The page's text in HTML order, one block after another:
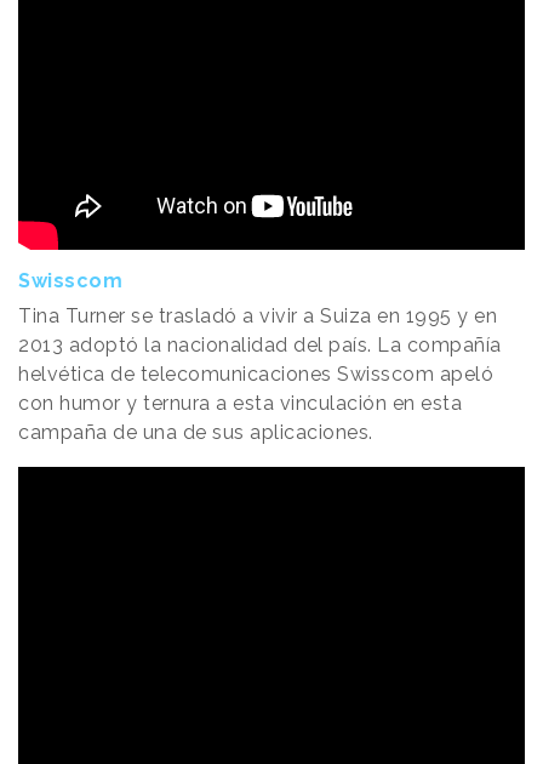
Swisscom
Tina Turner se trasladó a vivir a Suiza en 1995 y en
2013 adoptó la nacionalidad del país. La compañía
helvética de telecomunicaciones Swisscom apeló
con humor y ternura a esta vinculación en esta
campaña de una de sus aplicaciones.